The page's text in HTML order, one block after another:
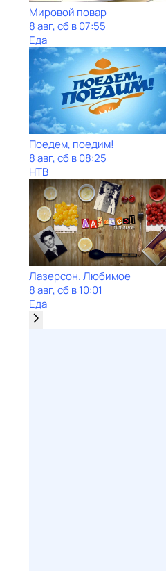
Мировой повар
8 авг, сб в 07:55
Еда
Поедем, поедим!
8 авг, сб в 08:25
НТВ
Лазерсон. Любимое
8 авг, сб в 10:01
Еда